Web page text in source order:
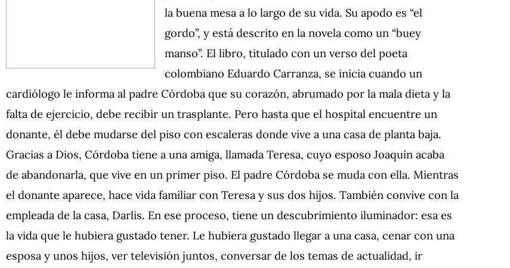
la buena mesa a lo largo de su vida. Su apodo es “el
gordo”, y está descrito en la novela como un “buey
manso”. El libro, titulado con un verso del poeta
colombiano Eduardo Carranza, se inicia cuando un
cardiólogo le informa al padre Córdoba que su corazón, abrumado por la mala dieta y la
falta de ejercicio, debe recibir un trasplante. Pero hasta que el hospital encuentre un
donante, él debe mudarse del piso con escaleras donde vive a una casa de planta baja.
Gracias a Dios, Córdoba tiene a una amiga, llamada Teresa, cuyo esposo Joaquín acaba
de abandonarla, que vive en un primer piso. El padre Córdoba se muda con ella. Mientras
el donante aparece, hace vida familiar con Teresa y sus dos hijos. También convive con la
empleada de la casa, Darlis. En ese proceso, tiene un descubrimiento iluminador: esa es
la vida que le hubiera gustado tener. Le hubiera gustado llegar a una casa, cenar con una
esposa y unos hijos, ver televisión juntos, conversar de los temas de actualidad, ir